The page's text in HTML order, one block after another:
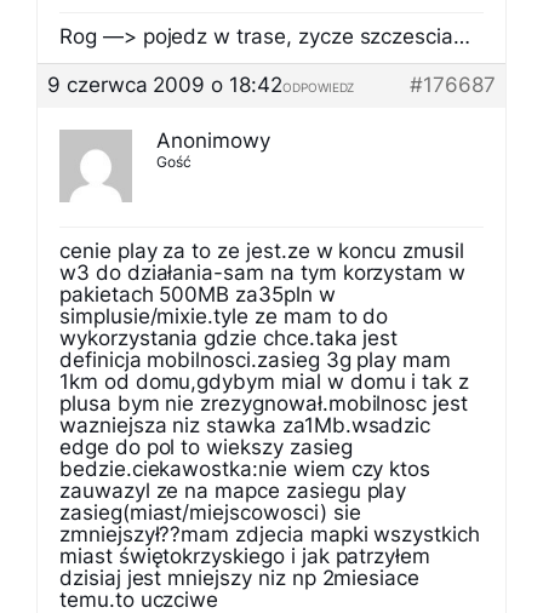
Rog —> pojedz w trase, zycze szczescia…
9 czerwca 2009 o 18:42
#176687
ODPOWIEDZ
Anonimowy
Gość
cenie play za to ze jest.ze w koncu zmusil
w3 do działania-sam na tym korzystam w
pakietach 500MB za35pln w
simplusie/mixie.tyle ze mam to do
wykorzystania gdzie chce.taka jest
definicja mobilnosci.zasieg 3g play mam
1km od domu,gdybym mial w domu i tak z
plusa bym nie zrezygnował.mobilnosc jest
wazniejsza niz stawka za1Mb.wsadzic
edge do pol to wiekszy zasieg
bedzie.ciekawostka:nie wiem czy ktos
zauwazyl ze na mapce zasiegu play
zasieg(miast/miejscowosci) sie
zmniejszył??mam zdjecia mapki wszystkich
miast świętokrzyskiego i jak patrzyłem
dzisiaj jest mniejszy niz np 2miesiace
temu.to uczciwe